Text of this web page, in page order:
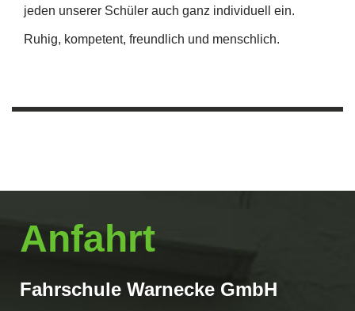
jeden unserer Schüler auch ganz individuell ein.
Ruhig, kompetent, freundlich und menschlich.
Anfahrt
Fahrschule Warnecke GmbH